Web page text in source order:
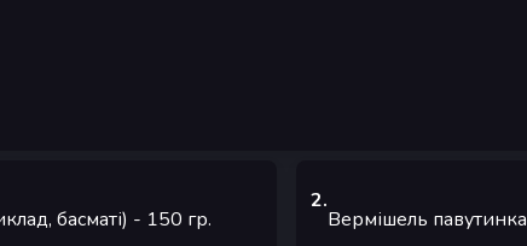
басматі) - 150 гр.
2.
Вермішель павутинка